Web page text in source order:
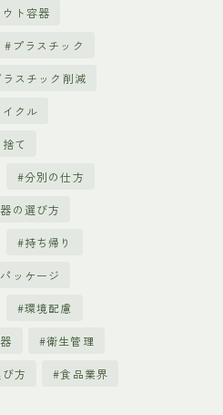
ト容器
プラスチック
ラスチック削減
イクル
て
分別の仕方
の選び方
持ち帰り
ッケージ
環境配慮
衛生管理
方 食品業界